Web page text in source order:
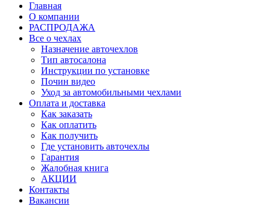
Главная
О компании
РАСПРОДАЖА
Все о чехлах
Назначение авточехлов
Тип автосалона
Инструкции по установке
Почин видео
Уход за автомобильными чехлами
Оплата и доставка
Как заказать
Как оплатить
Как получить
Где установить авточехлы
Гарантия
Жалобная книга
АКЦИИ
Контакты
Вакансии